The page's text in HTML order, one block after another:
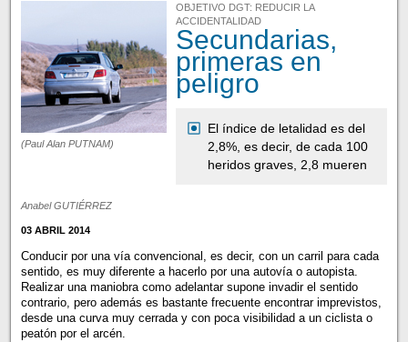
(Paul Alan PUTNAM)
OBJETIVO DGT: REDUCIR LA
ACCIDENTALIDAD
Secundarias,
primeras en
peligro
El índice de letalidad es del
2,8%, es decir, de cada 100
heridos graves, 2,8 mueren
Anabel GUTIÉRREZ
03 ABRIL 2014
Conducir por una vía convencional, es decir, con un carril para cada
sentido, es muy diferente a hacerlo por una autovía o autopista.
Realizar una maniobra como adelantar supone invadir el sentido
contrario, pero además es bastante frecuente encontrar imprevistos,
desde una curva muy cerrada y con poca visibilidad a un ciclista o
peatón por el arcén.